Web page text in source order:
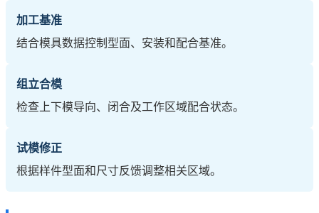
加工基准
结合模具数据控制型面、安装和配合基准。
组立合模
检查上下模导向、闭合及工作区域配合状态。
试模修正
根据样件型面和尺寸反馈调整相关区域。